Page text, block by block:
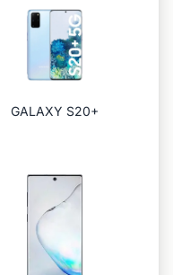
GALAXY S20+